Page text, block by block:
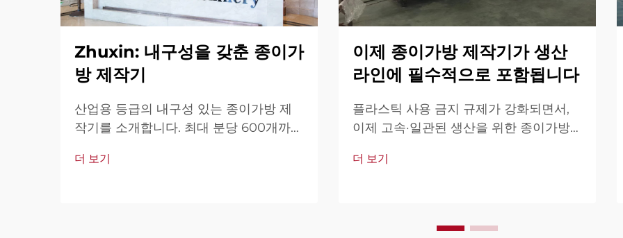
Zhuxin: 내구성을 갖춘 종이가
방 제작기
산업용 등급의 내구성 있는 종이가방 제
작기를 소개합니다. 최대 분당 600개까지
용 편의성, 가동 중단 최소화로 신뢰를 받
더 보기
이제 종이가방 제작기가 생산
라인에 필수적으로 포함됩니다
플라스틱 사용 금지 규제가 강화되면서,
이제 고속·일관된 생산을 위한 종이가방
수가 된 이유를 확인해 보세요. 지금 생산
더 보기